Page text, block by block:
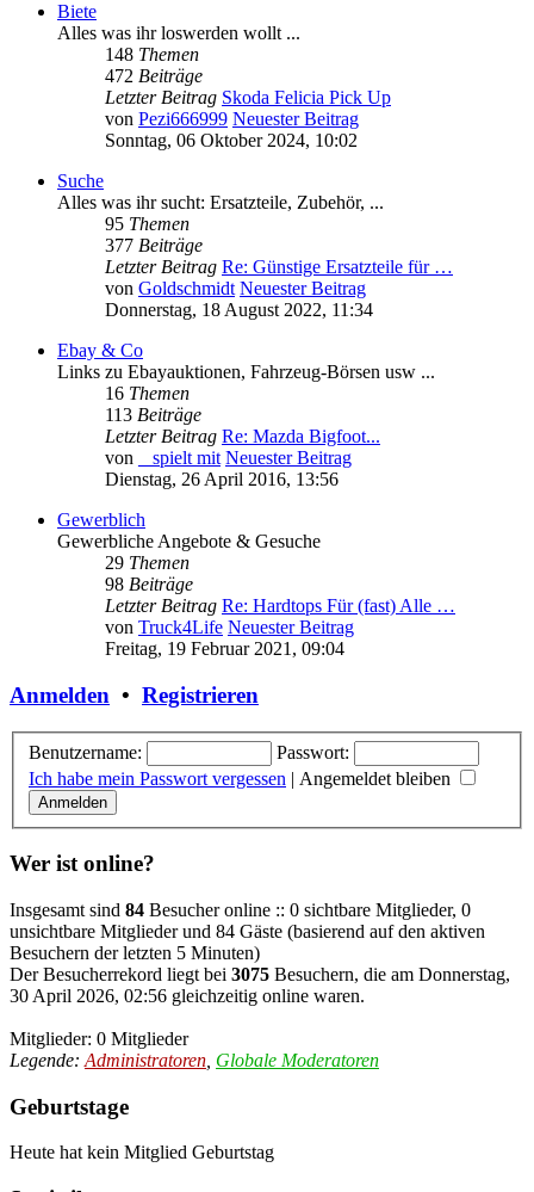
Biete
Alles was ihr loswerden wollt ...
148 Themen
472 Beiträge
Letzter Beitrag Skoda Felicia Pick Up
von Pezi666999 Neuester Beitrag
Sonntag, 06 Oktober 2024, 10:02
Suche
Alles was ihr sucht: Ersatzteile, Zubehör, ...
95 Themen
377 Beiträge
Letzter Beitrag Re: Günstige Ersatzteile für …
von Goldschmidt Neuester Beitrag
Donnerstag, 18 August 2022, 11:34
Ebay & Co
Links zu Ebayauktionen, Fahrzeug-Börsen usw ...
16 Themen
113 Beiträge
Letzter Beitrag Re: Mazda Bigfoot...
von
_ spielt mit Neuester Beitrag
Dienstag, 26 April 2016, 13:56
Gewerblich
Gewerbliche Angebote & Gesuche
29 Themen
98 Beiträge
Letzter Beitrag Re: Hardtops Für (fast) Alle …
von Truck4Life Neuester Beitrag
Freitag, 19 Februar 2021, 09:04
Anmelden • Registrieren
Benutzername:
Passwort:
Ich habe mein Passwort vergessen | Angemeldet bleiben
Wer ist online?
Insgesamt sind 84 Besucher online :: 0 sichtbare Mitglieder, 0
unsichtbare Mitglieder und 84 Gäste (basierend auf den aktiven
Besuchern der letzten 5 Minuten)
Der Besucherrekord liegt bei 3075 Besuchern, die am Donnerstag,
30 April 2026, 02:56 gleichzeitig online waren.
Mitglieder: 0 Mitglieder
Legende: Administratoren Globale Moderatoren
Geburtstage
Heute hat kein Mitglied Geburtstag